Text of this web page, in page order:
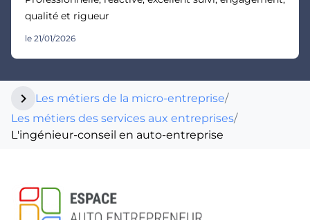
qualité et rigueur
le 21/01/2026
chevron_right Les métiers de la micro-entreprise/
Les métiers des services aux entreprises/
L'ingénieur-conseil en auto-entreprise